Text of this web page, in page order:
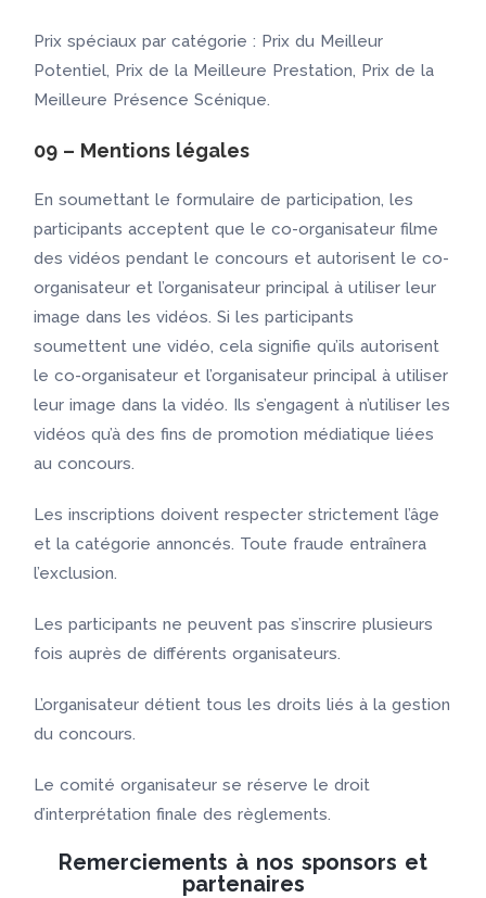
Prix spéciaux par catégorie : Prix du Meilleur
Potentiel, Prix de la Meilleure Prestation, Prix de la
Meilleure Présence Scénique.
09 – Mentions légales
En soumettant le formulaire de participation, les
participants acceptent que le co-organisateur filme
des vidéos pendant le concours et autorisent le co-
organisateur et l’organisateur principal à utiliser leur
image dans les vidéos. Si les participants
soumettent une vidéo, cela signifie qu’ils autorisent
le co-organisateur et l’organisateur principal à utiliser
leur image dans la vidéo. Ils s’engagent à n’utiliser les
vidéos qu’à des fins de promotion médiatique liées
au concours.
Les inscriptions doivent respecter strictement l’âge
et la catégorie annoncés. Toute fraude entraînera
l’exclusion.
Les participants ne peuvent pas s’inscrire plusieurs
fois auprès de différents organisateurs.
L’organisateur détient tous les droits liés à la gestion
du concours.
Le comité organisateur se réserve le droit
d’interprétation finale des règlements.
Remerciements à nos sponsors et
partenaires